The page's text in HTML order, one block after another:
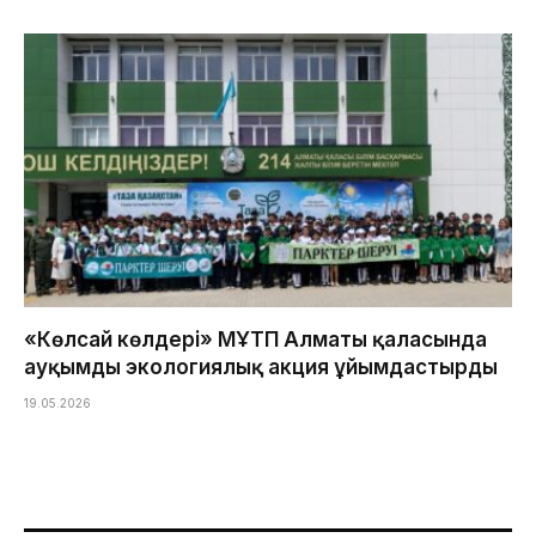
«Көлсай көлдері» МҰТП Алматы қаласында
ауқымды экологиялық акция ұйымдастырды
19.05.2026